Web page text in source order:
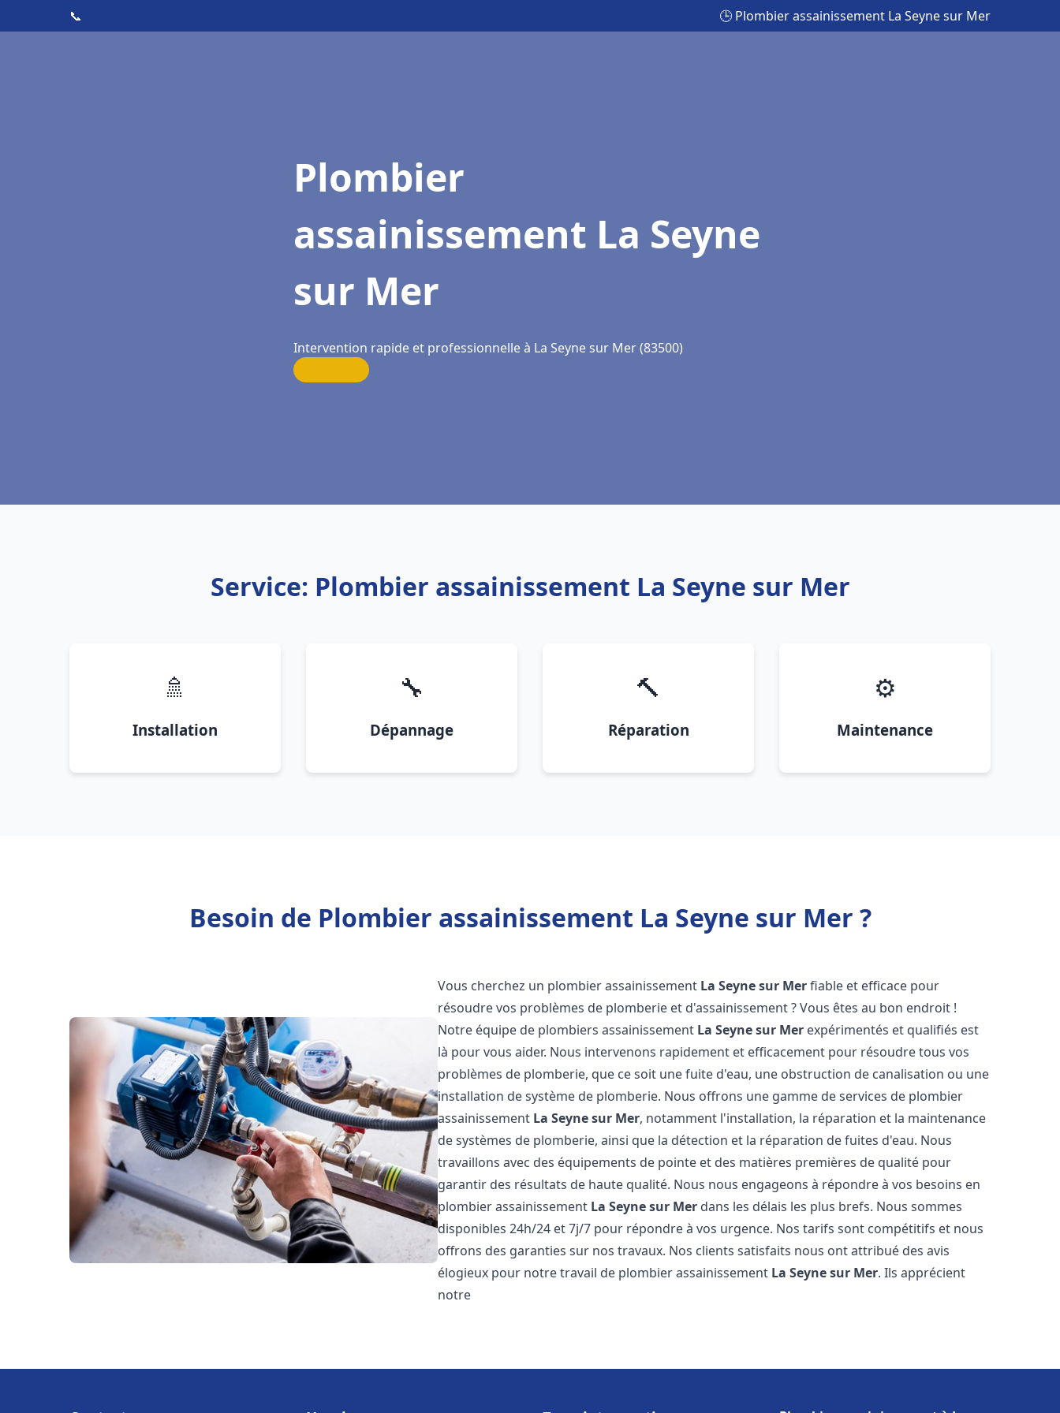
📞 🕒 Plombier assainissement La Seyne sur Mer
Plombier
assainissement La Seyne
sur Mer
Intervention rapide et professionnelle à La Seyne sur Mer (83500)
Service: Plombier assainissement La Seyne sur Mer
🚿
Installation
🔧
Dépannage
🔨
Réparation
⚙️
Maintenance
Besoin de Plombier assainissement La Seyne sur Mer ?
Vous cherchez un plombier assainissement La Seyne sur Merfiable et efficace pour
résoudre vos problèmes de plomberie et d'assainissement ? Vous êtes au bon endroit !
Notre équipe de plombiers assainissement La Seyne sur Mer expérimentés et qualifiés est
là pour vous aider. Nous intervenons rapidement et efficacement pour résoudre tous vos
problèmes de plomberie, que ce soit une fuite d'eau, une obstruction de canalisation ou une
installation de système de plomberie. Nous offrons une gamme de services de plombier
assainissement La Seyne sur Mer, notamment l'installation, la réparation et la maintenance
de systèmes de plomberie, ainsi que la détection et la réparation de fuites d'eau. Nous
travaillons avec des équipements de pointe et des matières premières de qualité pour
garantir des résultats de haute qualité. Nous nous engageons à répondre à vos besoins en
plombier assainissement La Seyne sur Mer dans les délais les plus brefs. Nous sommes
disponibles 24h/24 et 7j/7 pour répondre à vos urgence. Nos tarifs sont compétitifs et nous
offrons des garanties sur nos travaux. Nos clients satisfaits nous ont attribué des avis
élogieux pour notre travail de plombier assainissement La Seyne sur Mer. Ils apprécient
notre